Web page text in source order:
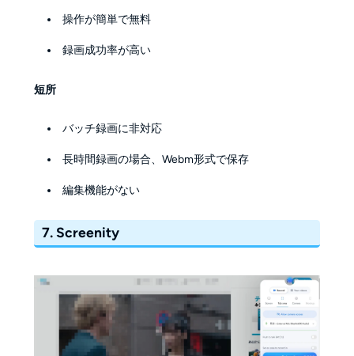
操作が簡単で無料
録画成功率が高い
短所
バッチ録画に非対応
長時間録画の場合、Webm形式で保存
編集機能がない
7. Screenity